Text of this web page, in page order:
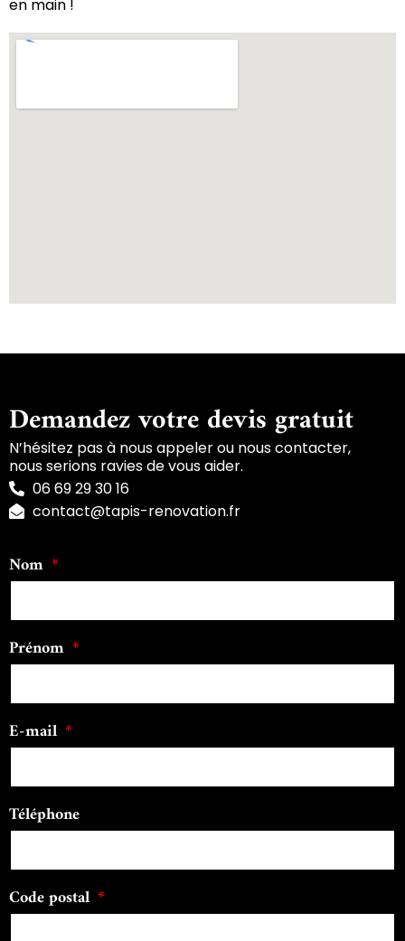
en main !
Demandez votre devis gratuit
N’hésitez pas à nous appeler ou nous contacter,
nous serions ravies de vous aider.
06 69 29 30 16
contact@tapis-renovation.fr
Nom
Prénom
E-mail
Téléphone
Code postal